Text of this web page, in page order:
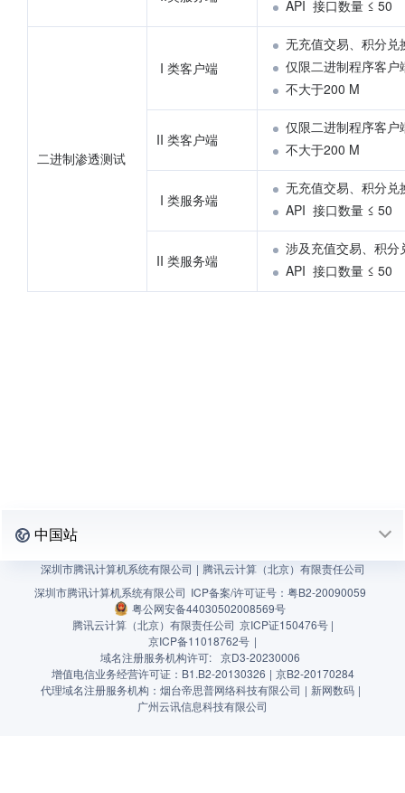
API  接口数量 ≤ 50
二进制渗透测试
I 类客户端
无充值交易、积分兑
仅限二进制程序客户
不大于200 M
II 类客户端
仅限二进制程序客户
不大于200 M
I 类服务端
无充值交易、积分兑
API  接口数量 ≤ 50
II 类服务端
涉及充值交易、积分
API  接口数量 ≤ 50
中国站
深圳市腾讯计算机系统有限公司 | 腾讯云计算（北京）有限责任公司
深圳市腾讯计算机系统有限公司 ICP备案/许可证号： 粤B2-20090059
粤公网安备44030502008569号
腾讯云计算（北京）有限责任公司 京ICP证150476号 |
京ICP备11018762号 |
域名注册服务机构许可: 京D3-20230006
增值电信业务经营许可证：B1.B2-20130326 | 京B2-20170284
代理域名注册服务机构：烟台帝思普网络科技有限公司 | 新网数码 |
广州云讯信息科技有限公司